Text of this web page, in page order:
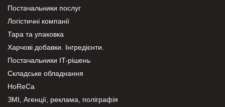
Постачальники послуг
Логістичні компанії
Тара та упаковка
Харчові добавки. Інгредієнти.
Постачальники IT-рішень
Складське обладнання
HoReCa
ЗМІ, Агенції, реклама, поліграфія